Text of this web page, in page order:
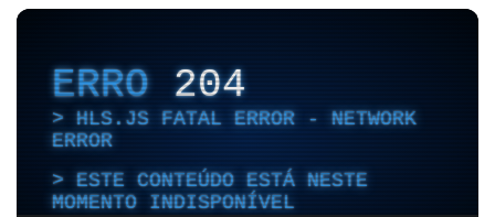
ERRO204
HLS.JS FATAL ERROR - NETWORK
ERROR
ESTE CONTEÚDO ESTÁ NESTE
MOMENTO INDISPONÍVEL